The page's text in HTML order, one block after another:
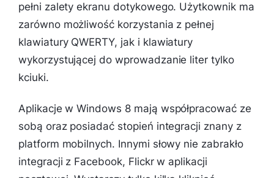
pełni zalety ekranu dotykowego. Użytkownik ma
zarówno możliwość korzystania z pełnej
klawiatury QWERTY, jak i klawiatury
wykorzystującej do wprowadzanie liter tylko
kciuki.
Aplikacje w Windows 8 mają współpracować ze
sobą oraz posiadać stopień integracji znany z
platform mobilnych. Innymi słowy nie zabrakło
integracji z Facebook, Flickr w aplikacji